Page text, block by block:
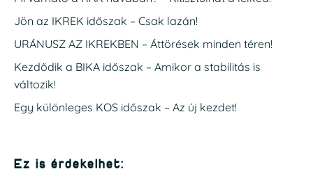
Jön az IKREK időszak – Csak lazán!
URÁNUSZ AZ IKREKBEN – Áttörések minden téren!
Kezdődik a BIKA időszak – Amikor a stabilitás is
változik!
Egy különleges KOS időszak – Az új kezdet!
Ez is érdekelhet: